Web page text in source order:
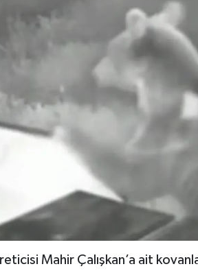
Mahir Çalışkan’a ait